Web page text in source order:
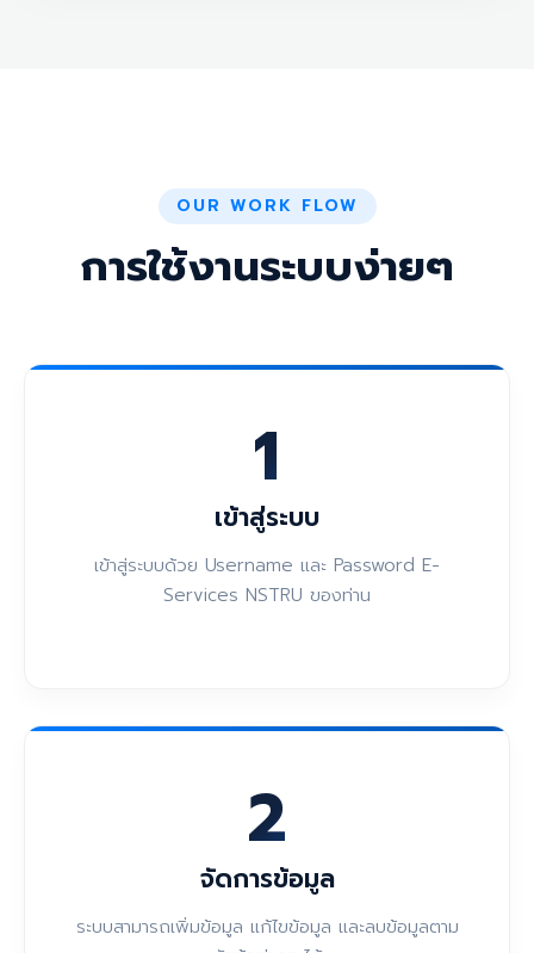
OUR WORK FLOW
การใช้งานระบบง่ายๆ
1
เข้าสู่ระบบ
เข้าสู่ระบบด้วย Username และ Password E-
Services NSTRU ของท่าน
2
จัดการข้อมูล
ระบบสามารถเพิ่มข้อมูล แก้ไขข้อมูล และลบข้อมูลตาม